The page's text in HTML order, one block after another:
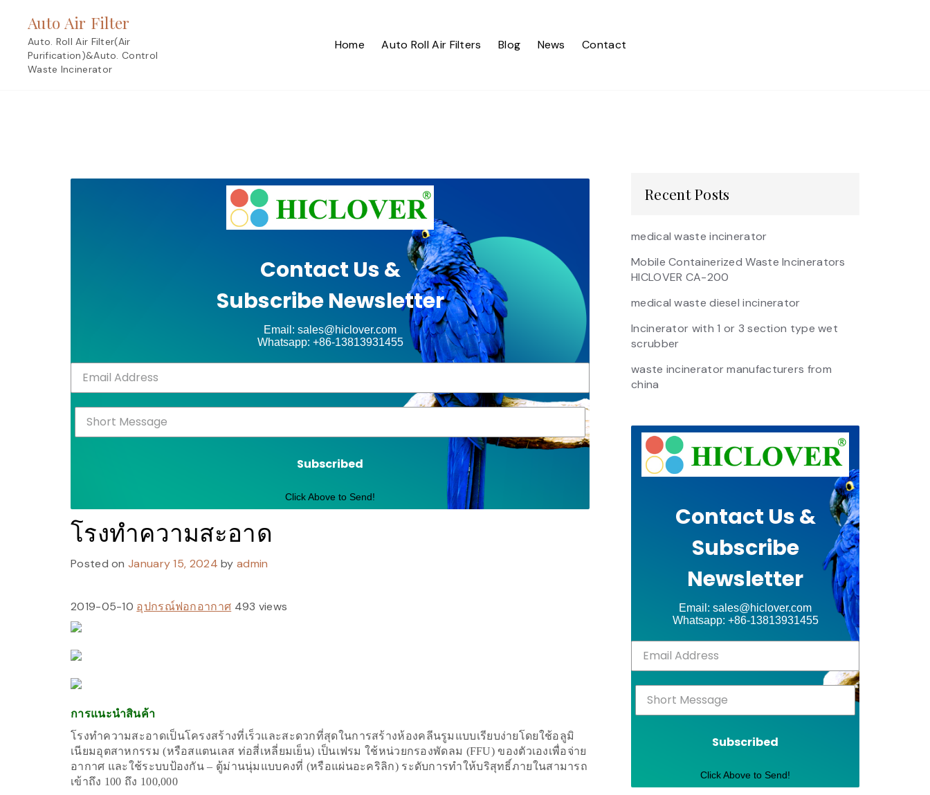
content
Auto Air Filter
Auto. Roll Air Filter(Air
Purification)&Auto. Control
Waste Incinerator
Home Auto Roll Air Filters Blog News Contact
Contact Us &
Subscribe Newsletter
Email: sales@hiclover.com
Whatsapp: +86-13813931455
Subscribed
Click Above to Send!
โรงทำความสะอาด
Posted onJanuary 15, 2024 byadmin
2019-05-10 อุปกรณ์ฟอกอากาศ 493 views
การแนะนำสินค้า
โรงทำความสะอาดเป็นโครงสร้างที่เร็วและสะดวกที่สุดในการสร้างห้องคลีนรูมแบบเรียบง่ายโดยใช้อลูมิ
เนียมอุตสาหกรรม (หรือสแตนเลส ท่อสี่เหลี่ยมเย็น) เป็นเฟรม ใช้หน่วยกรองพัดลม (FFU) ของตัวเองเพื่อจ่าย
อากาศ และใช้ระบบป้องกัน – ตู้ม่านนุ่มแบบคงที่ (หรือแผ่นอะคริลิก) ระดับการทำให้บริสุทธิ์ภายในสามารถ
เข้าถึง 100 ถึง 100,000
Recent Posts
medical waste incinerator
Mobile Containerized Waste Incinerators
HICLOVER CA-200
medical waste diesel incinerator
Incinerator with 1 or 3 section type wet
scrubber
waste incinerator manufacturers from
china
Contact Us &
Subscribe
Newsletter
Email: sales@hiclover.com
Whatsapp: +86-13813931455
Subscribed
Click Above to Send!